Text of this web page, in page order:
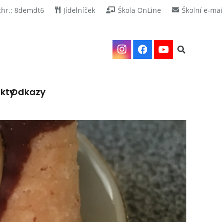
8demdt6 Jídelníček Škola OnLine Školní e-
Odkazy